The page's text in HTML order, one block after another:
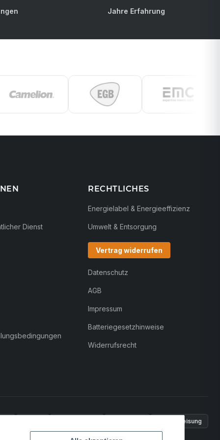
Jahre Erfahrung
Dienst
RECHTLICHES
Energielabel & Energieeffizienz
Umwelt & Entsorgung
Vertrag widerrufen
Datenschutz
AGB
Impressum
Batteriegesetzhinweise
Widerrufsrecht
Überweisung